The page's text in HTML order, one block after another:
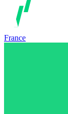
France